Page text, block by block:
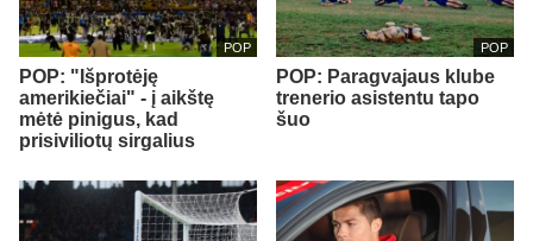
POP
POP: "Išprotėję
amerikiečiai" - į aikštę
mėtė pinigus, kad
prisiviliotų sirgalius
POP
POP: Paragvajaus klube
trenerio asistentu tapo
šuo